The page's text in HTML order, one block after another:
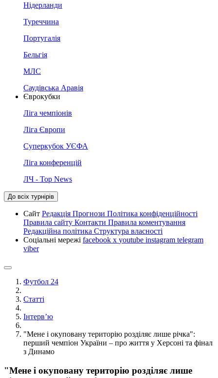
Нідерланди
Туреччина
Португалія
Бельгія
МЛС
Саудівська Аравія
Єврокубки
Ліга чемпіонів
Ліга Європи
Суперкубок УЄФА
Ліга конференцій
ЛЧ - Top News
До всіх турнірів
Сайт Редакція Прогнози Політика конфіденційності
Правила сайту Контакти Правила коментування
Редакційна політика Структура власності
Соціальні мережі facebook x youtube instagram telegram
viber
Футбол 24
Статті
Інтерв’ю
"Мене і окуповану територію розділяє лише річка":
перший чемпіон України – про життя у Херсоні та фінал
з Динамо
"Мене і окуповану територію розділяє лише